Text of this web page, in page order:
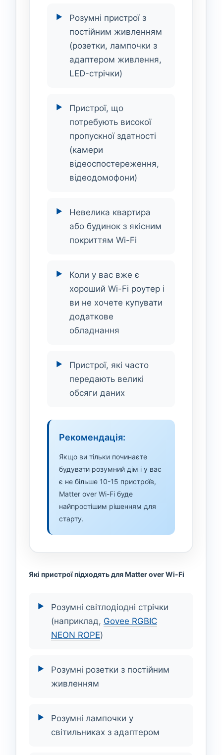
Розумні пристрої з
постійним живленням
(розетки, лампочки з
адаптером живлення,
LED-стрічки)
Пристрої, що
потребують високої
пропускної здатності
(камери
відеоспостереження,
відеодомофони)
Невелика квартира
або будинок з якісним
покриттям Wi-Fi
Коли у вас вже є
хороший Wi-Fi роутер і
ви не хочете купувати
додаткове
обладнання
Пристрої, які часто
передають великі
обсяги даних
Рекомендація:
Якщо ви тільки починаєте
будувати розумний дім і у вас
є не більше 10-15 пристроїв,
Matter over Wi-Fi буде
найпростішим рішенням для
старту.
Які пристрої підходять для Matter over Wi-Fi
Розумні світлодіодні стрічки
(наприклад, Govee RGBIC
NEON ROPE)
Розумні розетки з постійним
живленням
Розумні лампочки у
світильниках з адаптером